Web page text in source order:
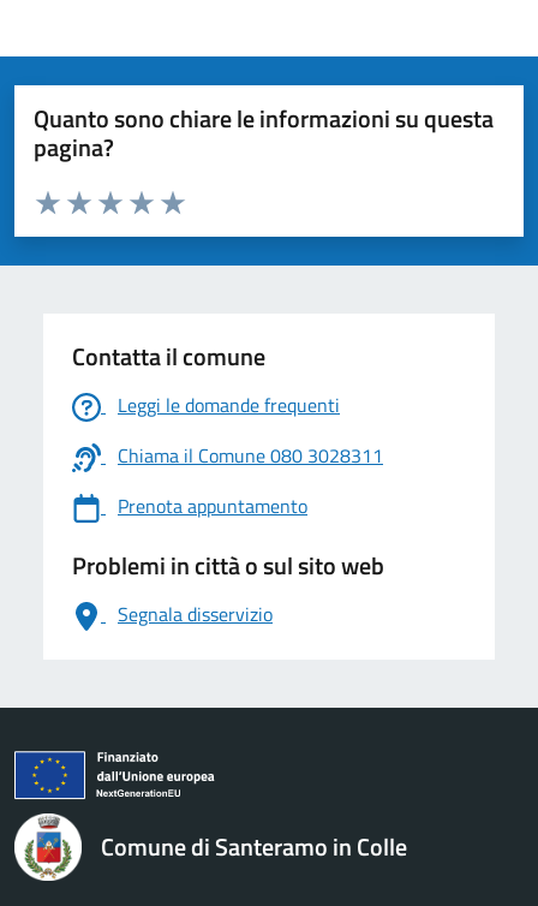
Quanto sono chiare le informazioni su questa
pagina?
Valuta da 1 a 5 stelle la pagina
Valuta 5 stelle su 5
Valuta 4 stelle su 5
Valuta 3 stelle su 5
Valuta 2 stelle su 5
Valuta 1 stelle su 5
Contatta il comune
Leggi le domande frequenti
Chiama il Comune 080 3028311
Prenota appuntamento
Problemi in città o sul sito web
Segnala disservizio
logo Unione Europea
Comune di Santeramo in Colle